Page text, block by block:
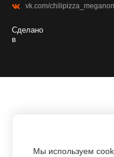
vk.com/
Сделано
в
Мы используем